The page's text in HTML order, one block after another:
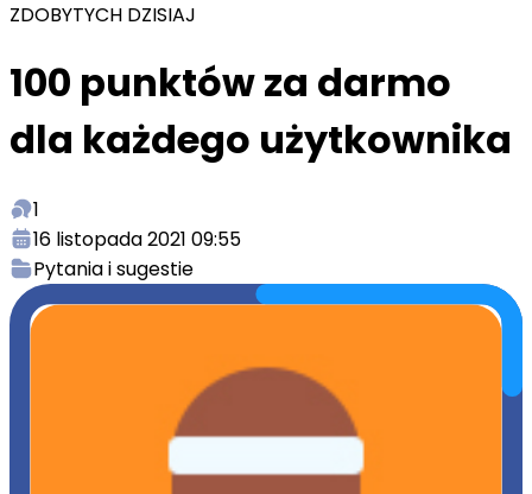
ZDOBYTYCH DZISIAJ
100 punktów za darmo
dla każdego użytkownika
1
16 listopada 2021 09:55
Pytania i sugestie